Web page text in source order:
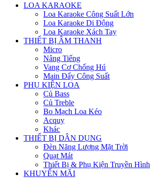
Menu
LOA KARAOKE
Loa Karaoke Công Suất Lớn
Loa Karaoke Di Động
Loa Karaoke Xách Tay
THIẾT BỊ ÂM THANH
Micro
Nâng Tiếng
Vang Cơ Chống Hú
Main Đẩy Công Suất
PHỤ KIỆN LOA
Củ Bass
Củ Treble
Bo Mạch Loa Kéo
Acquy
Khác
THIẾT BỊ DÂN DỤNG
Đèn Năng Lượng Mặt Trời
Quạt Mát
Thiết Bị & Phụ Kiện Truyền Hình
KHUYẾN MÃI